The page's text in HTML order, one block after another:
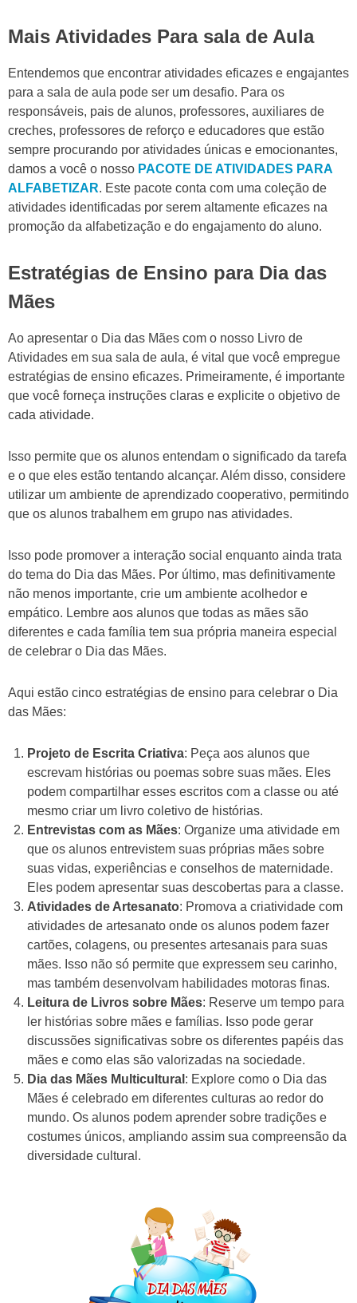
Mais Atividades Para sala de Aula
Entendemos que encontrar atividades eficazes e engajantes
para a sala de aula pode ser um desafio. Para os
responsáveis, pais de alunos, professores, auxiliares de
creches, professores de reforço e educadores que estão
sempre procurando por atividades únicas e emocionantes,
damos a você o nosso PACOTE DE ATIVIDADES PARA
ALFABETIZAR. Este pacote conta com uma coleção de
atividades identificadas por serem altamente eficazes na
promoção da alfabetização e do engajamento do aluno.
Estratégias de Ensino para Dia das
Mães
Ao apresentar o Dia das Mães com o nosso Livro de
Atividades em sua sala de aula, é vital que você empregue
estratégias de ensino eficazes. Primeiramente, é importante
que você forneça instruções claras e explicite o objetivo de
cada atividade.
Isso permite que os alunos entendam o significado da tarefa
e o que eles estão tentando alcançar. Além disso, considere
utilizar um ambiente de aprendizado cooperativo, permitindo
que os alunos trabalhem em grupo nas atividades.
Isso pode promover a interação social enquanto ainda trata
do tema do Dia das Mães. Por último, mas definitivamente
não menos importante, crie um ambiente acolhedor e
empático. Lembre aos alunos que todas as mães são
diferentes e cada família tem sua própria maneira especial
de celebrar o Dia das Mães.
Aqui estão cinco estratégias de ensino para celebrar o Dia
das Mães:
Projeto de Escrita Criativa: Peça aos alunos que
escrevam histórias ou poemas sobre suas mães. Eles
podem compartilhar esses escritos com a classe ou até
mesmo criar um livro coletivo de histórias.
Entrevistas com as Mães: Organize uma atividade em
que os alunos entrevistem suas próprias mães sobre
suas vidas, experiências e conselhos de maternidade.
Eles podem apresentar suas descobertas para a classe.
Atividades de Artesanato: Promova a criatividade com
atividades de artesanato onde os alunos podem fazer
cartões, colagens, ou presentes artesanais para suas
mães. Isso não só permite que expressem seu carinho,
mas também desenvolvam habilidades motoras finas.
Leitura de Livros sobre Mães: Reserve um tempo para
ler histórias sobre mães e famílias. Isso pode gerar
discussões significativas sobre os diferentes papéis das
mães e como elas são valorizadas na sociedade.
Dia das Mães Multicultural : Explore como o Dia das
Mães é celebrado em diferentes culturas ao redor do
mundo. Os alunos podem aprender sobre tradições e
costumes únicos, ampliando assim sua compreensão da
diversidade cultural.